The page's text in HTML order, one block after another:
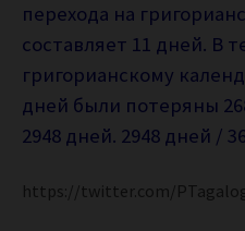
перехода на
составляет 11 дней. В
григорианскому
дней были потеряны
2948 дней. 2948 дней /
https://twitter.com/